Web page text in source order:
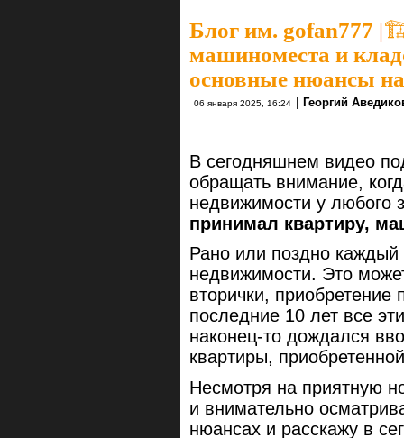
Блог им. gofan777 |🏗
машиноместа и
основные нюансы
06 января 2025, 16:24 Георгий
В сегодняшнем видео
обращать внимание,
недвижимости у любого
принимал квартиру,
Рано или поздно каждый
недвижимости. Это
вторички,
последние 10 лет все
наконец-то дождался
квартиры,
Несмотря на приятную
и внимательно
нюансах и расскажу в